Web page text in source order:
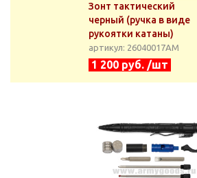
Зонт тактический
черный (ручка в виде
рукоятки катаны)
артикул: 26040017АМ
1 200 руб. /шт